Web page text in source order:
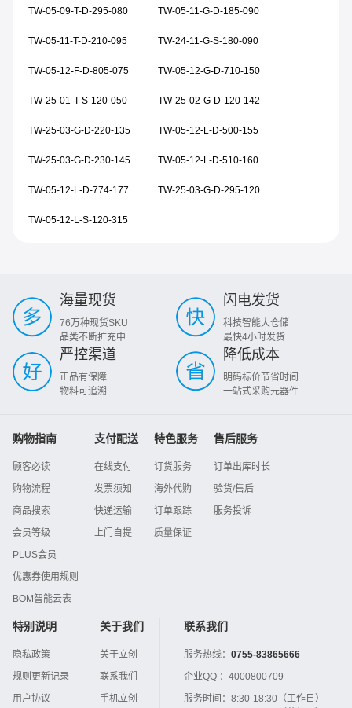
TW-05-09-T-D-295-080 TW-05-11-G-D-185-090
TW-05-11-T-D-210-095 TW-24-11-G-S-180-090
TW-05-12-F-D-805-075 TW-05-12-G-D-710-150
TW-25-01-T-S-120-050 TW-25-02-G-D-120-142
TW-25-03-G-D-220-135 TW-05-12-L-D-500-155
TW-25-03-G-D-230-145 TW-05-12-L-D-510-160
TW-05-12-L-D-774-177 TW-25-03-G-D-295-120
TW-05-12-L-S-120-315
海量现货
76万种现货SKU
品类不断扩充中
闪电发货
科技智能大仓储
最快4小时发货
严控渠道
正品有保障
物料可追溯
降低成本
明码标价节省时间
一站式采购元器件
购物指南
顾客必读
购物流程
商品搜索
会员等级
PLUS会员
优惠券使用规则
BOM智能云表
支付配送
在线支付
发票须知
快递运输
上门自提
特色服务
订货服务
海外代购
订单跟踪
质量保证
售后服务
订单出库时长
验货/售后
服务投诉
特别说明
隐私政策
规则更新记录
用户协议
关于我们
关于立创
联系我们
手机立创
联系我们
服务热线： 0755-83865666
企业QQ ： 4000800709
服务时间： 8:30-18:30（工作日）